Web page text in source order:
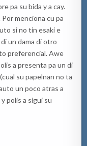
pa su bida y a cay.
menciona cu pa
si no tin esaki e
un dama di otro
preferencial. Awe
a presenta pa un di
su papelnan no ta
un poco atras a
polis a sigui su